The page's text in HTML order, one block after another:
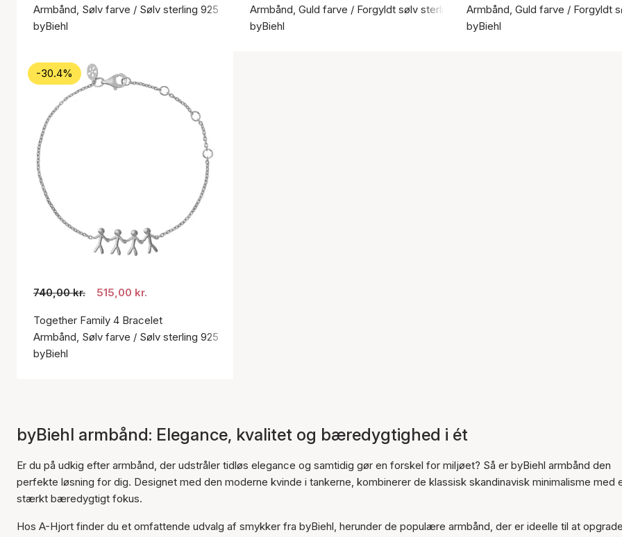
Armbånd, Sølv farve / Sølv sterling 925
byBiehl
Armbånd, Guld farve / Forgyldt sølv sterling 925
byBiehl
Armbånd, Guld farve / Forgyldt
byBiehl
-30.4%
740,00 kr. 515,00 kr.
Together Family 4 Bracelet
Armbånd, Sølv farve / Sølv sterling 925
byBiehl
byBiehl armbånd: Elegance, kvalitet og bæredygtighed i ét
Er du på udkig efter armbånd, der udstråler tidløs elegance og samtidig gør en forskel for miljøet? Så er byBiehl armbånd den
perfekte løsning for dig. Designet med den moderne kvinde i tankerne, kombinerer de klassisk skandinavisk minimalisme med
stærkt bæredygtigt fokus.
Hos A-Hjort finder du et omfattende udvalg af smykker fra byBiehl, herunder de populære armbånd, der er ideelle til at